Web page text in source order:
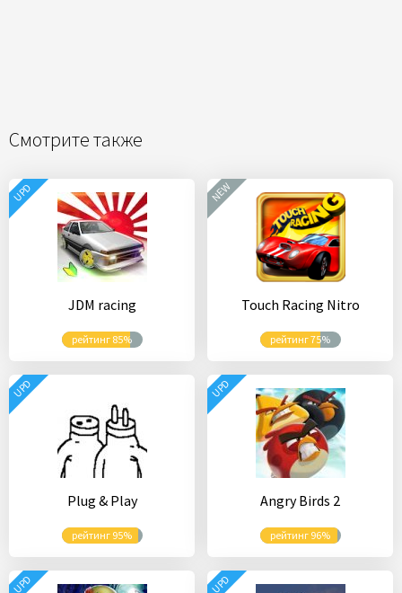
Смотрите также
JDM racing
рейтинг 85%
UPD
Touch Racing Nitro
рейтинг 75%
NEW
Plug & Play
рейтинг 95%
UPD
Angry Birds 2
рейтинг 96%
UPD
UPD UPD